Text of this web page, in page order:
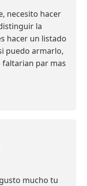
necesito hacer
la
hacer un listado
puedo armarlo,
faltarian par mas
mucho tu